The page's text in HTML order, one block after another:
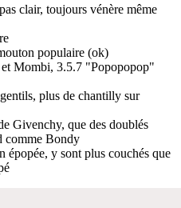
clair, toujours vénère même
populaire (ok)
Mombi, 3.5.7 "Popopopop"
plus de chantilly sur
Givenchy, que des doublés
comme Bondy
épopée, y sont plus couchés que